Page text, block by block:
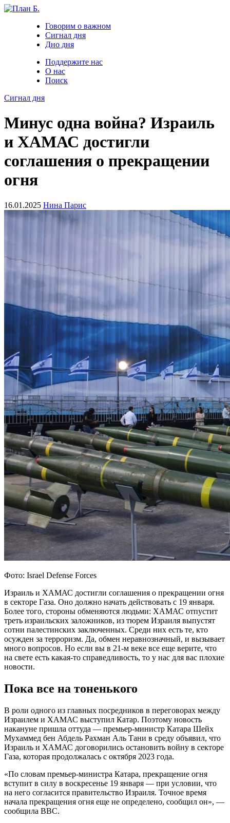
Говорим о важном
Сигнал дня
Дно дня
Поддержите нас
О нас
Поиск
Сигнал дня
Минус одна война? Израиль
и ХАМАС достигли
соглашения о прекращении
огня
16.01.2025 Нина Парис
Фото: Israel Defense Forces
Израиль и ХАМАС достигли соглашения о прекращении огня
в секторе Газа. Оно должно начать действовать с 19 января.
Более того, стороны обменяются людьми: ХАМАС отпустит
треть израильских заложников, из тюрем Израиля выпустят
сотни палестинских заключенных. Среди них есть те, кто
осужден за терроризм. Да, обмен неравнозначный, и вызывает
много вопросов. Но если вы в 21-м веке все еще верите, что
на свете есть какая-то справедливость, то у нас для вас плохие
новости.
Пока все на тоненького
В роли одного из главных посредников в переговорах между
Израилем и ХАМАС выступил Катар. Поэтому новость
накануне пришла оттуда — премьер-министр Катара Шейх
Мухаммед бен Абдель Рахман Аль Тани в среду объявил, что
Израиль и ХАМАС договорились остановить войну в секторе
Газа, которая продолжалась с октября 2023 года.
«По словам премьер-министра Катара, прекращение огня
вступит в силу в воскресенье 19 января — при условии, что
на него согласится правительство Израиля. Точное время
начала прекращения огня еще не определено, сообщил он», —
сообщила BBC.